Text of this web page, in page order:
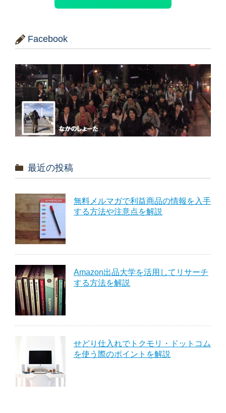
Facebook
最近の投稿
無料メルマガで利益商品の情報を入手
する方法や注意点を解説
Amazon出品大学を活用してリサーチ
する方法を解説
せどり仕入れでトクモリ・ドットコム
を使う際のポイントを解説